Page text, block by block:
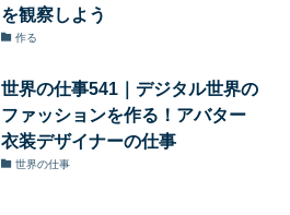
を観察しよう
作る
世界の仕事541｜デジタル世界の
ファッションを作る！アバター
衣装デザイナーの仕事
世界の仕事